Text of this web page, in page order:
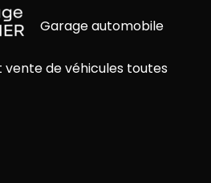
Garage automobile
de véhicules toutes